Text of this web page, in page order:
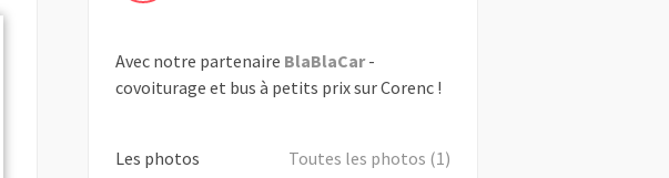
Avec notre partenaire BlaBlaCar-
covoiturage et bus à petits prix sur Corenc !
Les photos Toutes les photos (1)